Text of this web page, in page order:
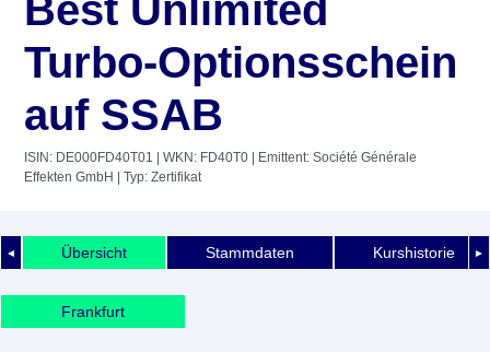
Best Unlimited
Turbo-Optionsschein
auf SSAB
ISIN: DE000FD40T01 | WKN: FD40T0 | Emittent: Société Générale
Effekten GmbH
| Typ: Zertifikat
◄ ►
Übersicht Stammdaten Kurshistorie
Frankfurt